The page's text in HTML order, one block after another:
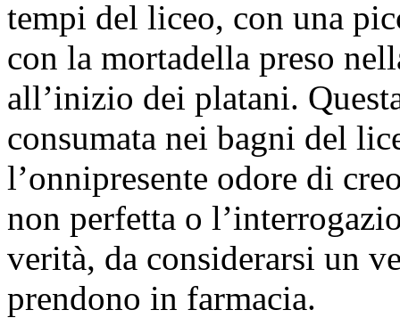
tempi del liceo, con una
con la mortadella preso
all’inizio dei platani.
consumata nei bagni del
l’onnipresente odore di
non perfetta o
verità, da considerarsi un
prendono in farmacia.